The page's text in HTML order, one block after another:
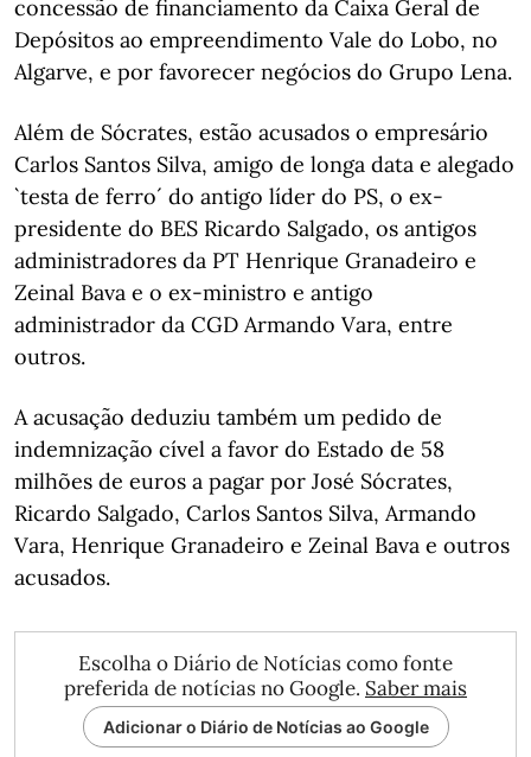
concessão de financiamento da Caixa Geral de
Depósitos ao empreendimento Vale do Lobo, no
Algarve, e por favorecer negócios do Grupo Lena.
Além de Sócrates, estão acusados o empresário
Carlos Santos Silva, amigo de longa data e alegado
`testa de ferro´ do antigo líder do PS, o ex-
presidente do BES Ricardo Salgado, os antigos
administradores da PT Henrique Granadeiro e
Zeinal Bava e o ex-ministro e antigo
administrador da CGD Armando Vara, entre
outros.
A acusação deduziu também um pedido de
indemnização cível a favor do Estado de 58
milhões de euros a pagar por José Sócrates,
Ricardo Salgado, Carlos Santos Silva, Armando
Vara, Henrique Granadeiro e Zeinal Bava e outros
acusados.
Escolha o Diário de Notícias como fonte
preferida de notícias no Google. Saber mais
Adicionar o Diário de Notícias ao Google